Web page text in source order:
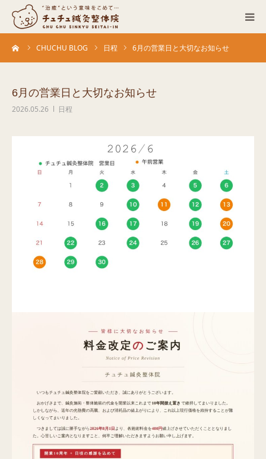
CHUCHU BLOG 日程 6月の営業日と大切なお知らせ
6月の営業日と大切なお知らせ
2026.05.26 日程
当院について
ACCESS
ブログ